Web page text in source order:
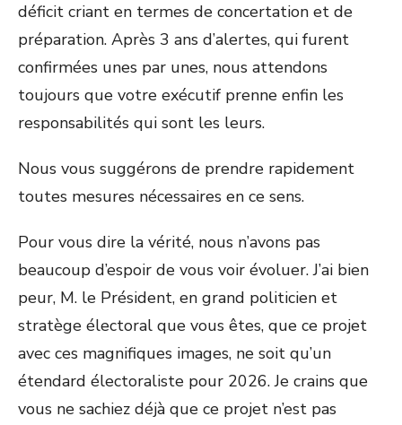
déficit criant en termes de concertation et de
préparation. Après 3 ans d’alertes, qui furent
confirmées unes par unes, nous attendons
toujours que votre exécutif prenne enfin les
responsabilités qui sont les leurs.
Nous vous suggérons de prendre rapidement
toutes mesures nécessaires en ce sens.
Pour vous dire la vérité, nous n’avons pas
beaucoup d’espoir de vous voir évoluer. J’ai bien
peur, M. le Président, en grand politicien et
stratège électoral que vous êtes, que ce projet
avec ces magnifiques images, ne soit qu’un
étendard électoraliste pour 2026. Je crains que
vous ne sachiez déjà que ce projet n’est pas